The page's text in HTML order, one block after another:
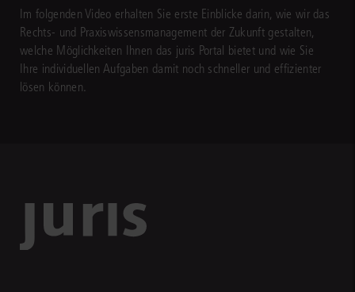
Im folgenden Video erhalten Sie erste Einblicke darin, wie wir das
Rechts- und Praxiswissensmanagement der Zukunft gestalten,
welche Möglichkeiten Ihnen das juris Portal bietet und wie Sie
Ihre individuellen Aufgaben damit noch schneller und effizienter
lösen können.